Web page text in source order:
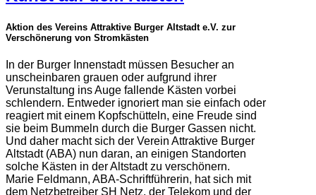
Aktion des Vereins Attraktive Burger Altstadt e.V. zur
Verschönerung von Stromkästen
In der Burger Innenstadt müssen Besucher an
unscheinbaren grauen oder aufgrund ihrer
Verunstaltung ins Auge fallende Kästen vorbei
schlendern. Entweder ignoriert man sie einfach oder
reagiert mit einem Kopfschütteln, eine Freude sind
sie beim Bummeln durch die Burger Gassen nicht.
Und daher macht sich der Verein Attraktive Burger
Altstadt (ABA) nun daran, an einigen Standorten
solche Kästen in der Altstadt zu verschönern.
Marie Feldmann, ABA-Schriftführerin, hat sich mit
dem Netzbetreiber SH Netz, der Telekom und der